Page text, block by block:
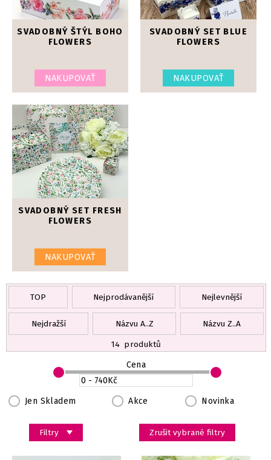
SVADOBNÝ ŠTÝL BOHO
FLOWERS
NAKUPOVAŤ
SVADOBNÝ SET BLUE
FLOWERS
NAKUPOVAŤ
SVADOBNÝ SET FRESH
FLOWERS
NAKUPOVAŤ
TOP Nejprodávanější Nejlevnější
Nejdražší Názvu A..Z
Názvu Z..A
14 produktů
Filtry
Jen Skladem Akce Novinka
Cena
Zrušit vybrané filtry